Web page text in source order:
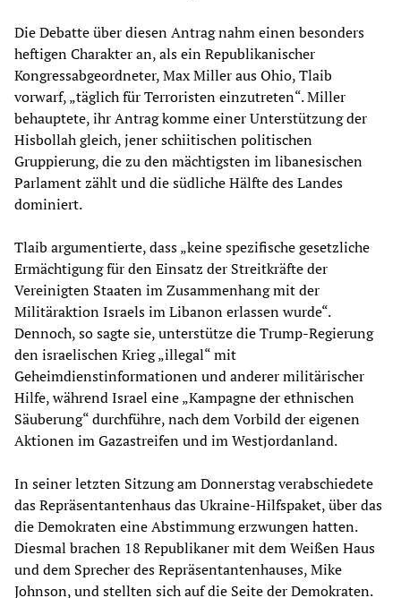
Die Debatte über diesen Antrag nahm einen besonders
heftigen Charakter an, als ein Republikanischer
Kongressabgeordneter, Max Miller aus Ohio, Tlaib
vorwarf, „täglich für Terroristen einzutreten“. Miller
behauptete, ihr Antrag komme einer Unterstützung der
Hisbollah gleich, jener schiitischen politischen
Gruppierung, die zu den mächtigsten im libanesischen
Parlament zählt und die südliche Hälfte des Landes
dominiert.
Tlaib argumentierte, dass „keine spezifische gesetzliche
Ermächtigung für den Einsatz der Streitkräfte der
Vereinigten Staaten im Zusammenhang mit der
Militäraktion Israels im Libanon erlassen wurde“.
Dennoch, so sagte sie, unterstütze die Trump-Regierung
den israelischen Krieg „illegal“ mit
Geheimdienstinformationen und anderer militärischer
Hilfe, während Israel eine „Kampagne der ethnischen
Säuberung“ durchführe, nach dem Vorbild der eigenen
Aktionen im Gazastreifen und im Westjordanland.
In seiner letzten Sitzung am Donnerstag verabschiedete
das Repräsentantenhaus das Ukraine-Hilfspaket, über das
die Demokraten eine Abstimmung erzwungen hatten.
Diesmal brachen 18 Republikaner mit dem Weißen Haus
und dem Sprecher des Repräsentantenhauses, Mike
Johnson, und stellten sich auf die Seite der Demokraten.